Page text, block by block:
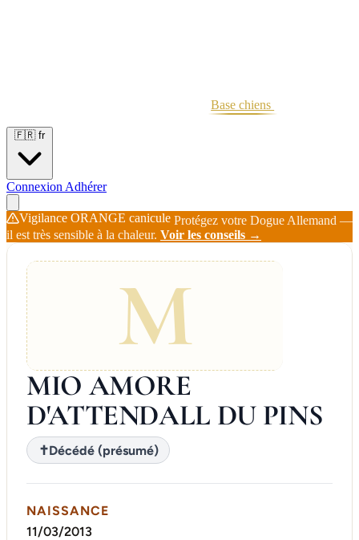
Base chiens
🇫🇷 fr
Connexion Adhérer
Vigilance ORANGE canicule Protégez votre Dogue Allemand —
il est très sensible à la chaleur. Voir les conseils →
M
MIO AMORE
D'ATTENDALL DU PINS
✝Décédé (présumé)
NAISSANCE
11/03/2013